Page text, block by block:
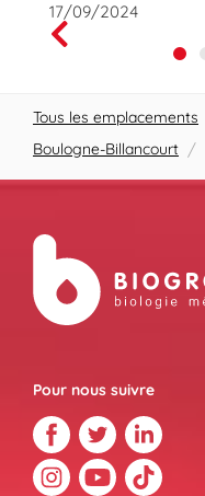
17/09/2024
Prev
Next
Tous les emplacements
Boulogne-Billancourt /
Pour nous suivre